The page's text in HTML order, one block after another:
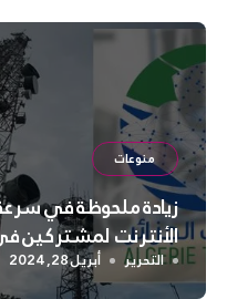
منوعات
زيادة ملحوظة في
الأنترنت لمشتركين
عرض 300
التحرير أبريل 28, 2024